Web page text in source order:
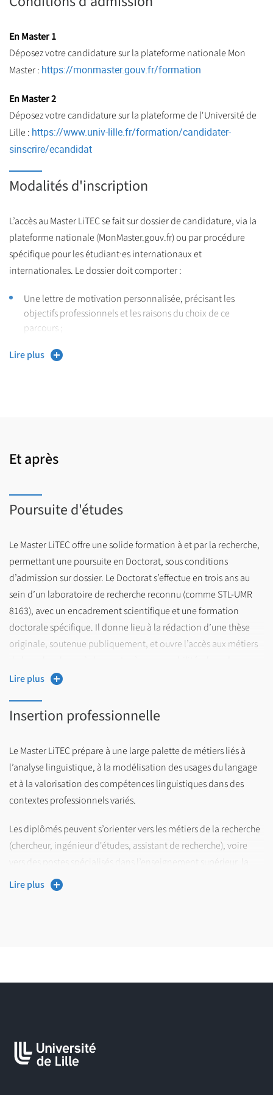
En Master 1
Déposez votre candidature sur la plateforme nationale Mon
Master : https://monmaster.gouv.fr/formation
En Master 2
Déposez votre candidature sur la plateforme de l'Université de
Lille : https://www.univ-lille.fr/formation/candidater-
sinscrire/ecandidat
Modalités d'inscription
L’accès au Master LiTEC se fait sur dossier de candidature, via la
plateforme nationale (MonMaster.gouv.fr) ou par procédure
spécifique pour les étudiant·es internationaux et
internationales. Le dossier doit comporter :
Une lettre de motivation personnalisée, précisant les
objectifs professionnels et les raisons du choix de ce
parcours ;
Une ébauche de projet de recherche, en cohérence avec les
écrites et orales (compréhension et production).
pédagogique qui évalue la pertinence du projet, le niveau
Lire plus
Et après
Poursuite d'études
Le Master LiTEC offre une solide formation à et par la recherche,
permettant une poursuite en Doctorat, sous conditions
d’admission sur dossier. Le Doctorat s’effectue en trois ans au
sein d’un laboratoire de recherche reconnu (comme STL-UMR
8163), avec un encadrement scientifique et une formation
doctorale spécifique. Il donne lieu à la rédaction d’une thèse
originale, soutenue publiquement, et ouvre l’accès aux métiers
organismes nationaux ou internationaux.
Pour en savoir plus :
consulter le
témoignage d’Ariane Robert, ancienne
étudiante du Master, aujourd’hui doctorante, publié sur le site
de la Faculté des Humanités et sur LinkedIn.
Lire plus
Insertion professionnelle
Le Master LiTEC prépare à une large palette de métiers liés à
l’analyse linguistique, à la modélisation des usages du langage
et à la valorisation des compétences linguistiques dans des
contextes professionnels variés.
Les diplômés peuvent s’orienter vers les métiers de la recherche
(chercheur, ingénieur d'études, assistant de recherche), voire
vers des postes spécialisés dans l’enseignement supérieur, la
technologie du langage (TAL, IA, annotation de corpus), la
communication multilingue, les politiques linguistiques, la
recherchées dans des secteurs tels que l’édition, la médiation
linguistique, l’innovation pédagogique ou la recherche-
Lire plus